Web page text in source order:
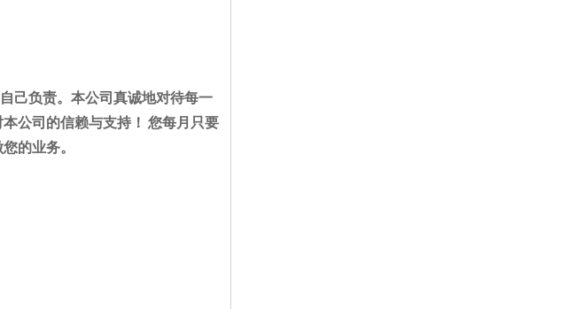
己负责。本公司真诚地对待每一
公司的信赖与支持！ 您每月只要
的业务。